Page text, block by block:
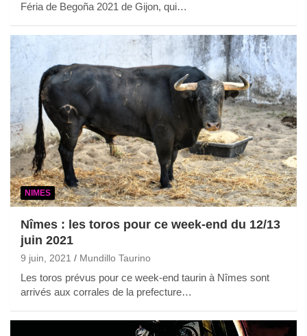
Féria de Begoña 2021 de Gijon, qui…
NIMES
Nîmes : les toros pour ce week-end du 12/13
juin 2021
9 juin, 2021 Mundillo Taurino
Les toros prévus pour ce week-end taurin à Nîmes sont
arrivés aux corrales de la prefecture…